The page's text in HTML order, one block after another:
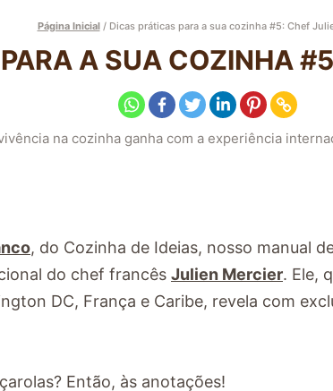
Página Inicial/ Dicas práticas para a sua cozinha #5: Chef
A SUA COZINHA
na cozinha ganha com a experiência
, do Cozinha de Ideias, nosso manual
do chef francês Julien Mercier. Ele,
DC, França e Caribe, revela com
Então, às anotações!